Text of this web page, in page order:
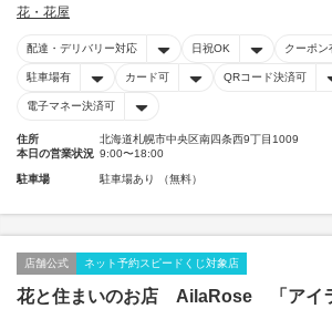
花・花屋
配達・デリバリー対応 日祝OK クーポン
駐車場有 カード可 QRコード決済可
電子マネー決済可
住所
北海道札幌市中央区南四条西9丁目1009
本日の営業状況 9:00〜18:00
駐車場 駐車場あり （無料）
店舗公式 ネット予約スピードくじ対象店
花と住まいのお店 AilaRose 「アイ